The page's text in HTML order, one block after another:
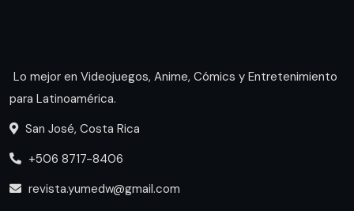
Lo mejor en Videojuegos, Anime, Cómics y Entretenimiento
para Latinoamérica.
San José, Costa Rica
+506 8717-8406
revista.yumedw@gmail.com